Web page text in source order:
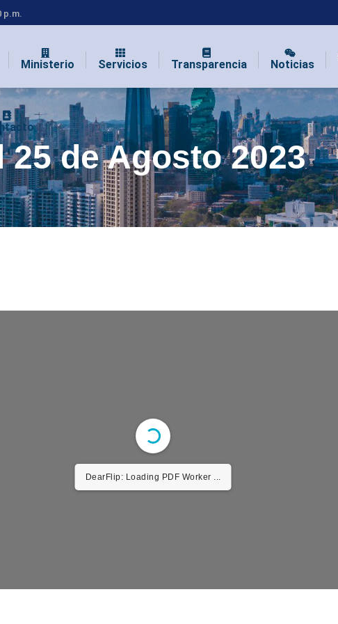
p.m.
Ministerio Servicios Transparencia Noticias
25 de Agosto 2023
DearFlip: Loading PDF Worker ...